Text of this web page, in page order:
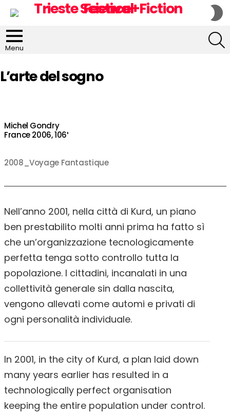
Menu
L’arte del sogno
Michel Gondry
France 2006, 106′
2008_Voyage Fantastique
Nell’anno 2001, nella città di Kurd, un piano
ben prestabilito molti anni prima ha fatto sì
che un’organizzazione tecnologicamente
perfetta tenga sotto controllo tutta la
popolazione. I cittadini, incanalati in una
collettività generale sin dalla nascita,
vengono allevati come automi e privati di
ogni personalità individuale.
In 2001, in the city of Kurd, a plan laid down
many years earlier has resulted in a
technologically perfect organisation
keeping the entire population under control.